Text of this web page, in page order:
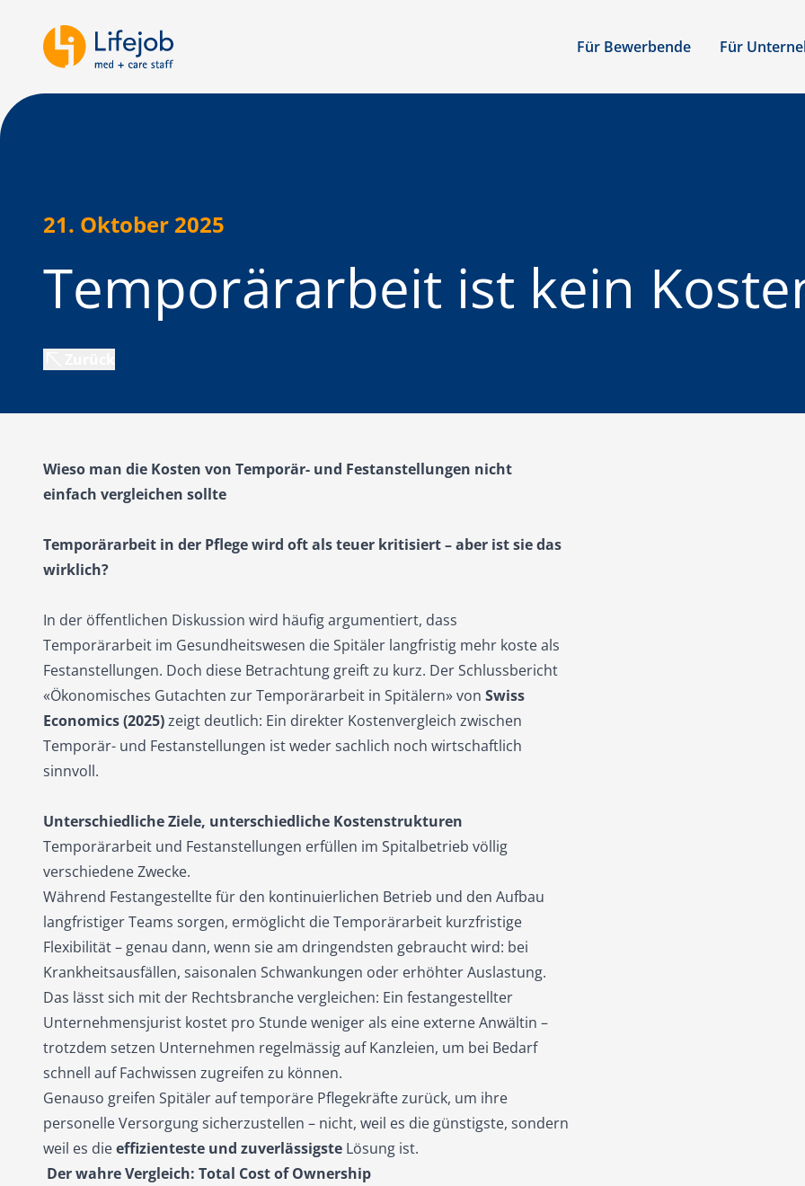
Für Bewerbende Für
21. Oktober 2025
Temporärarbeit ist kein
Wieso man die Kosten von Temporär- und Festanstellungen nicht
einfach vergleichen sollte
Temporärarbeit in der Pflege wird oft als teuer kritisiert – aber ist sie das
wirklich?
In der öffentlichen Diskussion wird häufig argumentiert, dass
Temporärarbeit im Gesundheitswesen die Spitäler langfristig mehr koste als
Festanstellungen. Doch diese Betrachtung greift zu kurz. Der Schlussbericht
«Ökonomisches Gutachten zur Temporärarbeit in Spitälern»von Swiss
Economics (2025)zeigt deutlich: Ein direkter Kostenvergleich zwischen
Temporär- und Festanstellungen ist weder sachlich noch wirtschaftlich
sinnvoll.
Unterschiedliche Ziele, unterschiedliche Kostenstrukturen
Temporärarbeit und Festanstellungen erfüllen im Spitalbetrieb völlig
verschiedene Zwecke.
Während Festangestellte für den kontinuierlichen Betrieb und den Aufbau
langfristiger Teams sorgen, ermöglicht die Temporärarbeit kurzfristige
Flexibilität – genau dann, wenn sie am dringendsten gebraucht wird: bei
Krankheitsausfällen, saisonalen Schwankungen oder erhöhter Auslastung.
Das lässt sich mit der Rechtsbranche vergleichen: Ein festangestellter
Unternehmensjurist kostet pro Stunde weniger als eine externe Anwältin –
trotzdem setzen Unternehmen regelmässig auf Kanzleien, um bei Bedarf
schnell auf Fachwissen zugreifen zu können.
Genauso greifen Spitäler auf temporäre Pflegekräfte zurück, um ihre
personelle Versorgung sicherzustellen – nicht, weil es die günstigste, sondern
weil es dieeffizienteste und zuverlässigste Lösung ist.
Der wahre Vergleich: Total Cost of Ownership